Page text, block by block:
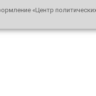
«Центр